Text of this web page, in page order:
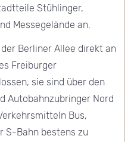
Stühlinger,
Messegelände an.
der Berliner Allee direkt an
Freiburger
sie sind über den
Autobahnzubringer Nord
Bus,
S-Bahn bestens zu